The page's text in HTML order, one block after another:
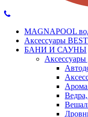
MAGNAPOOL
Аксессуары
БАНИ И САУНЫ
Арома